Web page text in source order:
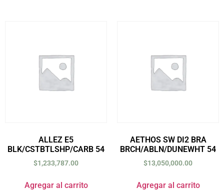
ALLEZ E5
BLK/CSTBTLSHP/CARB 54
$1,233,787.00
Agregar al carrito
AETHOS SW DI2 BRA
BRCH/ABLN/DUNEWHT 54
$13,050,000.00
Agregar al carrito